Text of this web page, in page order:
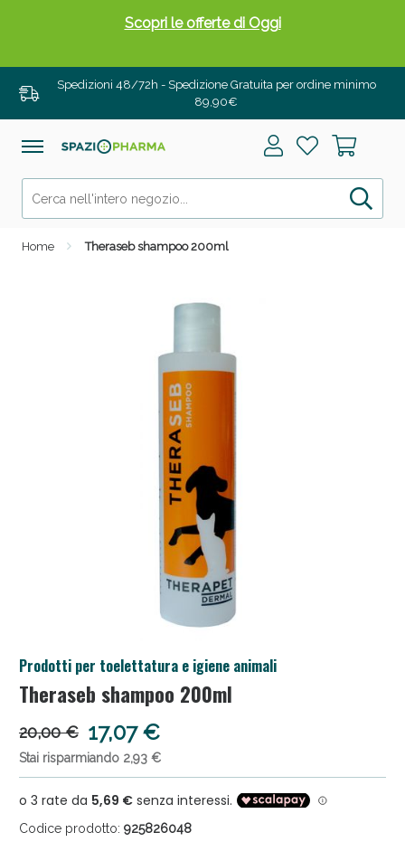
Spedizioni 48/72h - Spedizione Gratuita per ordine minimo
89,90€
Home Theraseb shampoo 200ml
Prodotti per toelettatura e igiene animali
Theraseb shampoo 200ml
20,00 € 17,07 €
Stai risparmiando 2,93 €
Codice prodotto: 925826048
Scopri le offerte di Oggi
solo per OGGI!
Salini e Multivitaminici: oggi Sconto extra fino al
50%!